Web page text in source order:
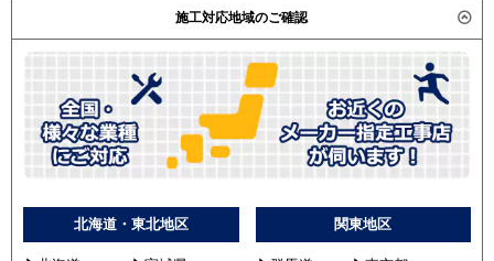
施工対応地域のご確認
北海道・東北地区 関東地区